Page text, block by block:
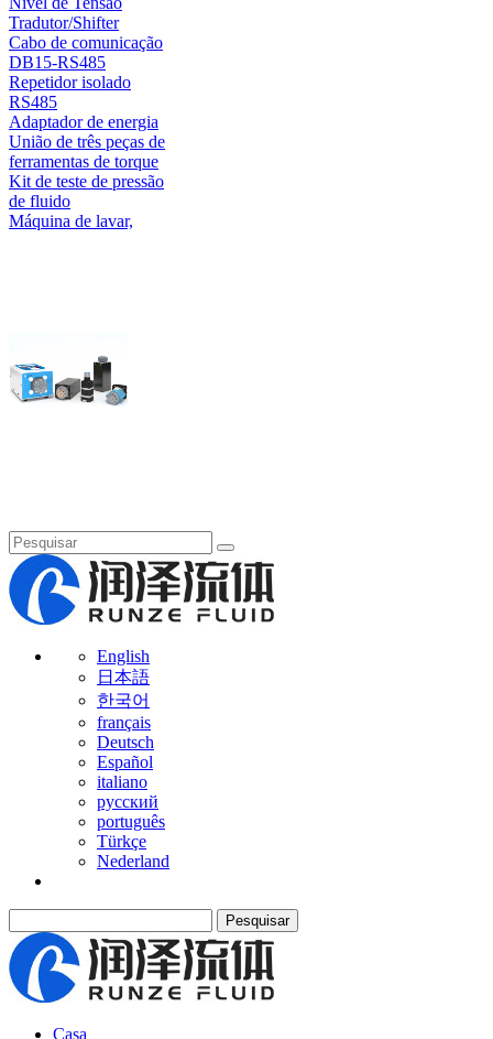
Tradutor/Shifter
Cabo de comunicação
DB15-RS485
Repetidor isolado
RS485
Adaptador de energia
União de três peças de
ferramentas de torque
Kit de teste de pressão
de fluido
Máquina de lavar,
English
日本語
한국어
français
Deutsch
Español
italiano
русский
português
Türkçe
Nederland
Pesquisar
Casa